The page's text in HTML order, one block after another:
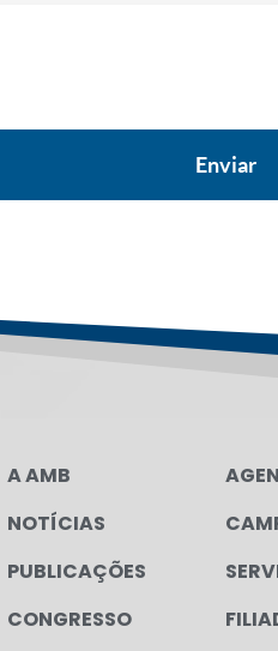
A AMB
NOTÍCIAS
PUBLICAÇÕES
CONGRESSO